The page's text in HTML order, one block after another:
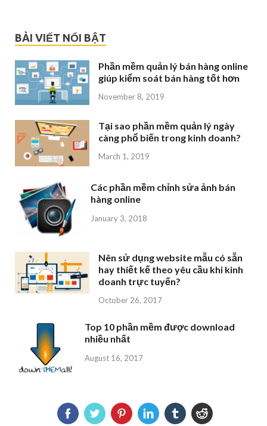
BÀI VIẾT NỔI BẬT
Phần mềm quản lý bán hàng online
giúp kiểm soát bán hàng tốt hơn
November 8, 2019
Tại sao phần mềm quản lý ngày
càng phổ biến trong kinh doanh?
March 1, 2019
Các phần mềm chỉnh sửa ảnh bán
hàng online
January 3, 2018
Nên sử dụng website mẫu có sẵn
hay thiết kế theo yêu cầu khi kinh
doanh trực tuyến?
October 26, 2017
Top 10 phần mềm được download
nhiều nhất
August 16, 2017